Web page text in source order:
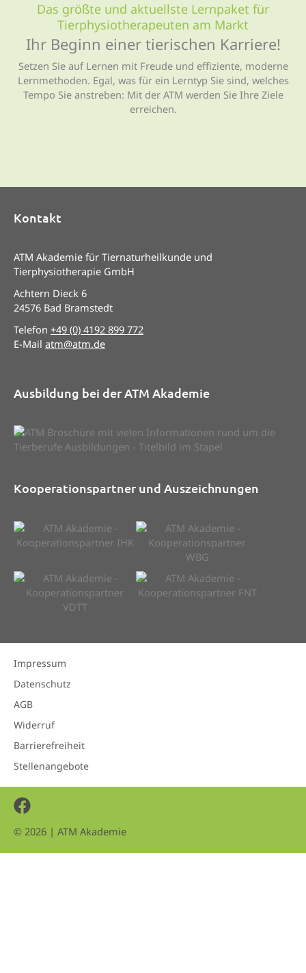
Das größte und aktuellste Lernpaket für
Tierphysio­therapeuten am Markt
Ihr Beginn einer tierischen Karriere!
Setzen Sie auf Lernen mit Freude und effiziente, moderne
Lernmethoden. Egal, was für ein Lerntyp Sie sind, welches
Tempo Sie anstreben: Mit der ATM werden Sie Ihre Ziele
erreichen.
Kontakt
ATM Akademie für Tiernaturheilkunde und
Tierphysiotherapie GmbH
Achtern Dieck 6
24576 Bad Bramstedt
Telefon +49 (0) 4192 899 772
E-Mail atm@atm.de
Ausbildung bei der ATM Akademie
Kooperationspartner und Auszeichnungen
Impressum
Datenschutz
AGB
Widerruf
Barrierefreiheit
Stellenangebote
© 2026 | ATM Akademie
Facebook